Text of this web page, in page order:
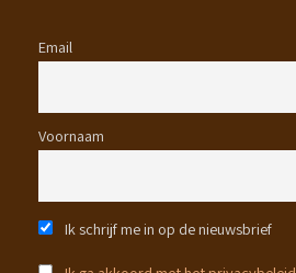
Email
Voornaam
Ik schrijf me in op de nieuwsbrief